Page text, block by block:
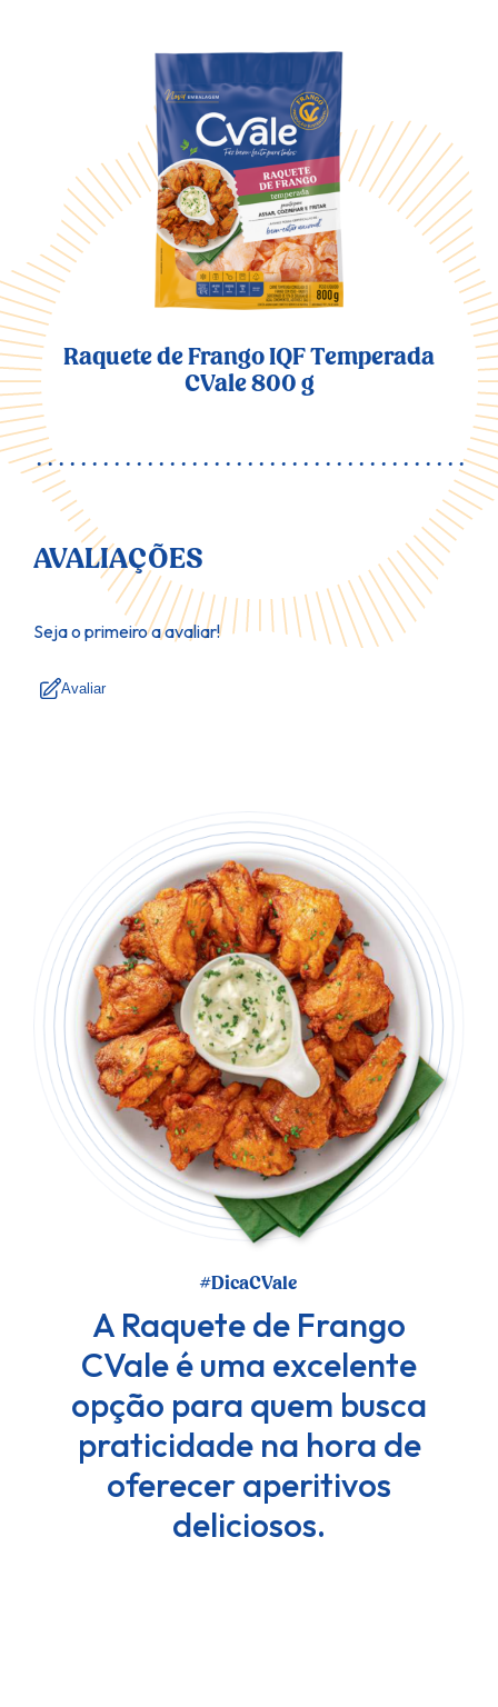
Raquete de Frango IQF Temperada
CVale 800 g
AVALIAÇÕES
Seja o primeiro a avaliar!
Avaliar
#DicaCVale
A Raquete de Frango
CVale é uma excelente
opção para quem busca
praticidade na hora de
oferecer aperitivos
deliciosos.